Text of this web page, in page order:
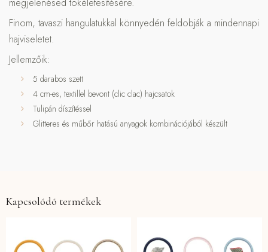
Finom, tavaszi hangulatukkal könnyedén feldobják a mindennapi
hajviseletet.
Jellemzőik:
5 darabos szett
4 cm-es, textillel bevont (clic clac) hajcsatok
Tulipán díszítéssel
Glitteres és műbőr hatású anyagok kombinációjából készült
Kapcsolódó termékek